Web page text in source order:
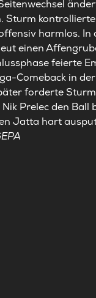
Sturm
harmlos. In
einen
feierte
Comeback in
forderte
Prelec den Ball
Jatta hart